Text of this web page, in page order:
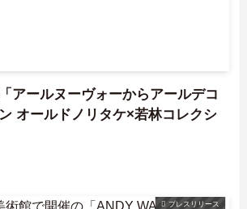
アールヌーヴォーからアールデコ
オールドノリタケ×若林コレクシ
プレスリリース